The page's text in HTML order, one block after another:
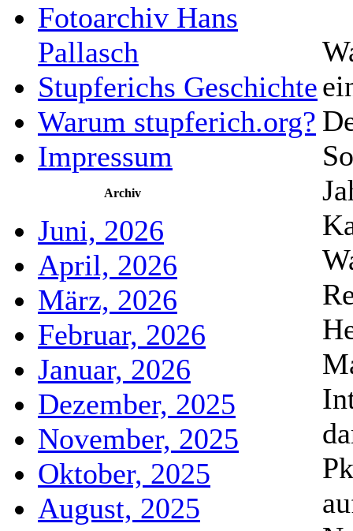
Fotoarchiv Hans
Pallasch
Stupferichs Geschichte
Warum stupferich.org?
Impressum
Archiv
Juni, 2026
April, 2026
März, 2026
Februar, 2026
Januar, 2026
Dezember, 2025
November, 2025
Oktober, 2025
August, 2025